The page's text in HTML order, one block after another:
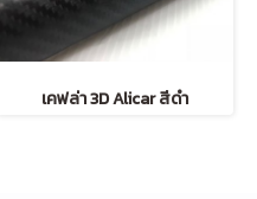
เคฟล่า 3D Alicar สีดำ